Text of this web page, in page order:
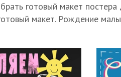
готовый макет
макет. Рождение